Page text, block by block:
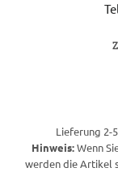
Lieferung 2-
Hinweis:Wenn
werden die Artikel